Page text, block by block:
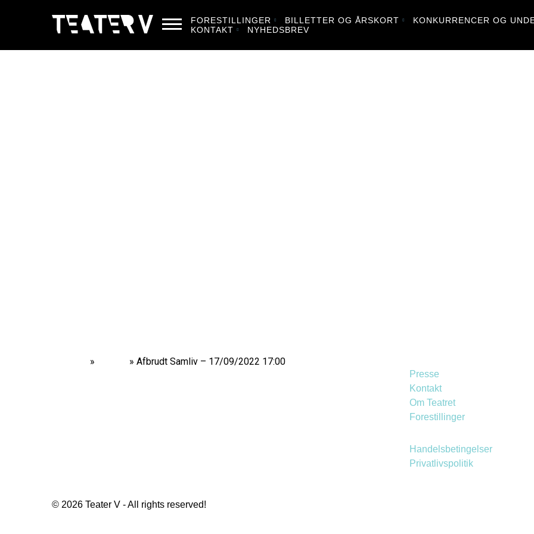
FORESTILLINGER BILLETTER OG ÅRSKORT KONKURRENCER OG
KONTAKT
NYHEDSBREV
» » Afbrudt Samliv – 17/09/2022 17:00
Presse
Kontakt
Om Teatret
Forestillinger
Handelsbetingelser
Privatlivspolitik
© 2026 Teater V - All rights reserved!